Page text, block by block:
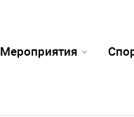
Мероприятия